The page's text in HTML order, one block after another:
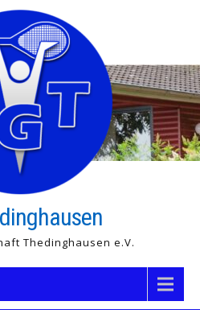
Thedinghausen e.V.